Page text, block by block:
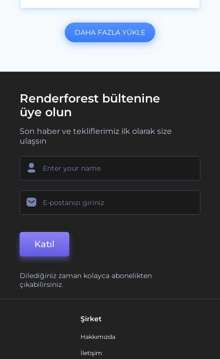
DAHA FAZLA YÜKLE
Renderforest bültenine
üye olun
Son haber ve tekliflerimiz ilk olarak size
ulaşsın
Katıl
Dilediğiniz zaman kolayca abonelikten
çıkabilirsiniz.
Şirket
Hakkımızda
İletişim